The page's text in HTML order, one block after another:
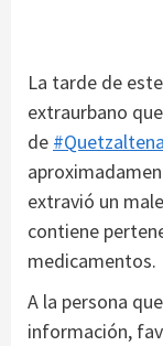
La tarde de
extraurbano
de #
extravió un
contiene
medicamentos.
A la persona
información,